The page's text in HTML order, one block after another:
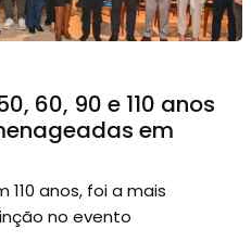
60, 90 e 110 anos
em
110 anos, foi a mais
no evento